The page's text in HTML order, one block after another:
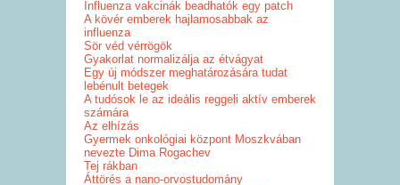
Influenza vakcinák beadhatók egy patch
A kövér emberek hajlamosabbak az
influenza
Sör véd vérrögök
Gyakorlat normalizálja az étvágyat
Egy új módszer meghatározására tudat
lebénult betegek
A tudósok le az ideális reggeli aktív emberek
számára
Az elhízás
Gyermek onkológiai központ Moszkvában
nevezte Dima Rogachev
Tej rákban
Áttörés a nano-orvostudomány